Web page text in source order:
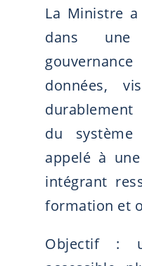
La Ministre
dans une
données,
du
appelé à
intégrant
formation et
Objectif :